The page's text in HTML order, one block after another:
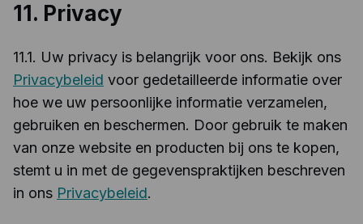
11. Privacy
11.1. Uw privacy is belangrijk voor ons. Bekijk ons
Privacybeleid voor gedetailleerde informatie over
hoe we uw persoonlijke informatie verzamelen,
gebruiken en beschermen. Door gebruik te maken
van onze website en producten bij ons te kopen,
stemt u in met de gegevenspraktijken beschreven
in ons Privacybeleid.